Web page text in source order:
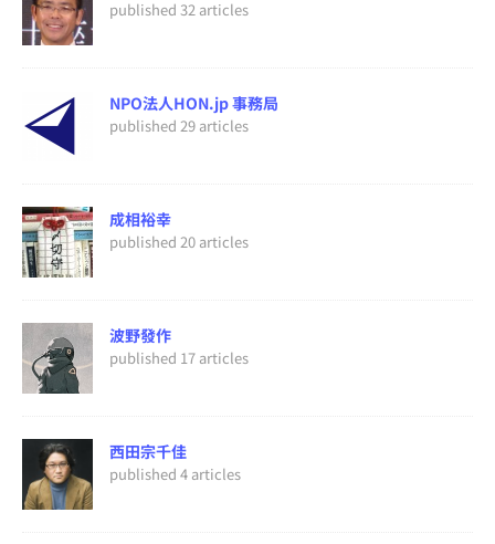
published 32 articles
NPO法人HON.jp 事務局
published 29 articles
成相裕幸
published 20 articles
波野發作
published 17 articles
西田宗千佳
published 4 articles